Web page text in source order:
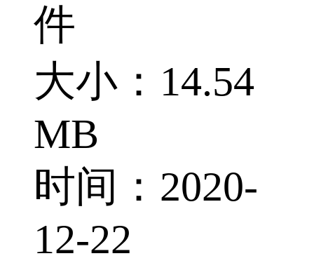
件
大小：14.54
MB
时间：2020-
12-22